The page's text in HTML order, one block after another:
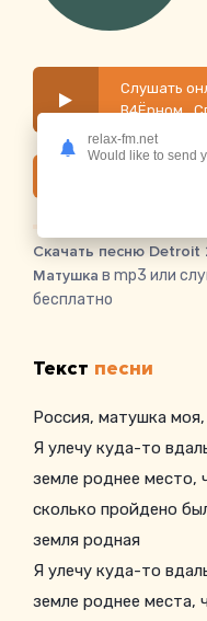
Слушать
Скачать песню Detroit
Матушка в mp3 или
бесплатно
Текст песни
Россия, матушка
Я улечу куда-то
земле роднее место,
сколько пройдено
земля родная
Я улечу куда-то
земле роднее места,
relax-fm.net
Would like to send